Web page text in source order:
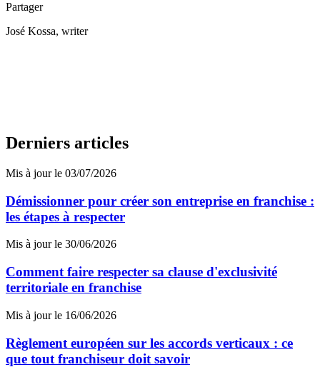
Partager
José Kossa, writer
Derniers articles
Mis à jour le 03/07/2026
Démissionner pour créer son entreprise en franchise :
les étapes à respecter
Mis à jour le 30/06/2026
Comment faire respecter sa clause d'exclusivité
territoriale en franchise
Mis à jour le 16/06/2026
Règlement européen sur les accords verticaux : ce
que tout franchiseur doit savoir